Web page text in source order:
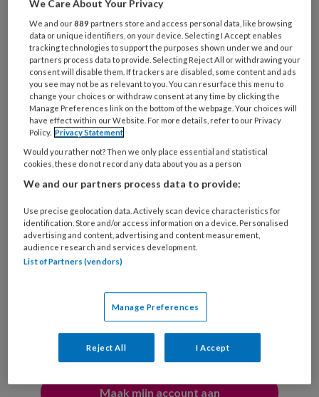
functie *
Bij
welke
organisatie
werk
je?
Untitled
Ontvang 2x per week de
KinderopvangTotaal nieuwsbrief
Ontvang iedere zondag het
Management Kinderopvang
Weekoverzicht
Ja, ik geef toestemming voor e-mails
van KinderopvangTotaal en
Springer Media B.V.
uw profiel in overeenstemming met onsprivacy statement
We Care About Your Privacy
We and our889 partners store and access personal data, like browsing
data or unique identifiers, on your device. Selecting I Accept enables
tracking technologies to support the purposes shown under we and our
partners process data to provide. Selecting Reject All or withdrawing your
consent will disable them. If trackers are disabled, some content and ads
you see may not be as relevant to you. You can resurface this menu to
change your choices or withdraw consent at any time by clicking the
Manage Preferences link on the bottom of the webpage. Your choices will
have effect within our Website. For more details, refer to our Privacy
Policy. Privacy Statement
Would you rather not? Then we only place essential and statistical
cookies, these do not record any data about you as a person
We and our partners process data to provide:
Use precise geolocation data. Actively scan device characteristics for
identification. Store and/or access information on a device. Personalised
advertising and content, advertising and content measurement,
audience research and services development.
List of Partners (vendors)
Manage Preferences
Reject All I Accept